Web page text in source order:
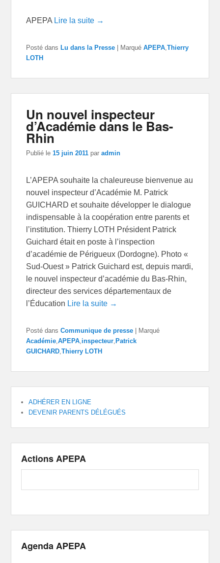
APEPA Lire la suite →
Posté dans Lu dans la Presse Marqué APEPA ,Thierry
LOTH
Un nouvel inspecteur
d’Académie dans le Bas-
Rhin
Publié le15 juin 2011 paradmin
L’APEPA souhaite la chaleureuse bienvenue au
nouvel inspecteur d’Académie M. Patrick
GUICHARD et souhaite développer le dialogue
indispensable à la coopération entre parents et
l’institution. Thierry LOTH Président Patrick
Guichard était en poste à l’inspection
d’académie de Périgueux (Dordogne). Photo «
Sud-Ouest » Patrick Guichard est, depuis mardi,
le nouvel inspecteur d’académie du Bas-Rhin,
directeur des services départementaux de
l’Éducation Lire la suite →
Posté dans Communique de presse | Marqué
Académie ,APEPA inspecteur ,Patrick
GUICHARD ,Thierry LOTH
ADHÉRER EN LIGNE
DEVENIR PARENTS DÉLÉGUÉS
Actions APEPA
Agenda APEPA